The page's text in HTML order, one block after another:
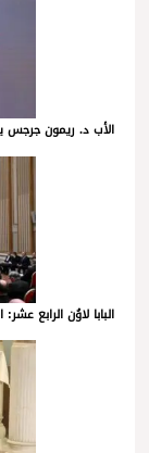
الأب د. ريمون جرجس
البابا لاوُن الرابع